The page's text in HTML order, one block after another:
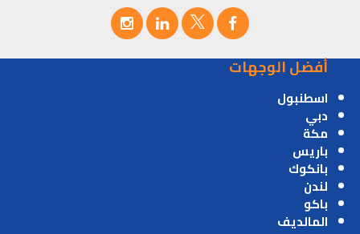
أفضل الوجهات
اسطنبول
دبي
مكة
باريس
بانكوك
لندن
باكو
المالديف